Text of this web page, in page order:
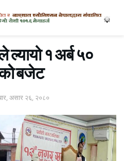
ल्यायो १ अर्ब ५०
बजेट
असार २६, २०८०